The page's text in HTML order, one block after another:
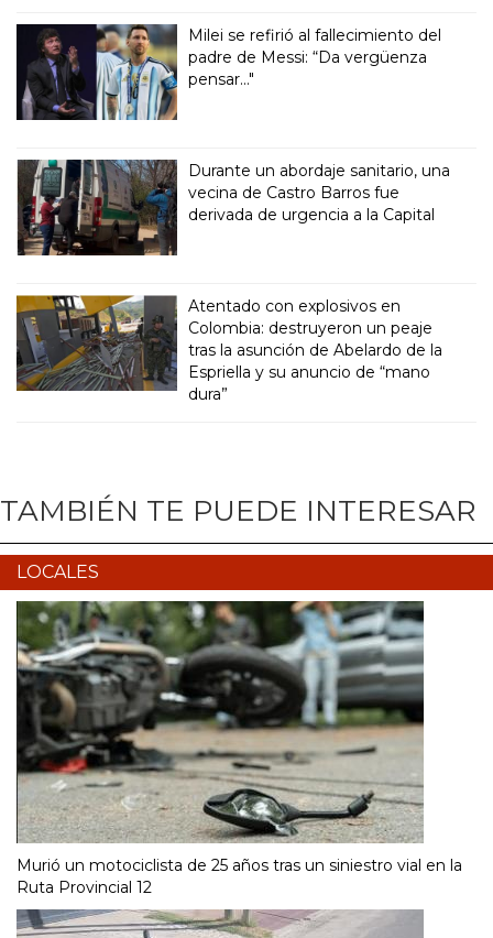
Milei se refirió al fallecimiento del
padre de Messi: “Da vergüenza
pensar..."
Durante un abordaje sanitario, una
vecina de Castro Barros fue
derivada de urgencia a la Capital
Atentado con explosivos en
Colombia: destruyeron un peaje
tras la asunción de Abelardo de la
Espriella y su anuncio de “mano
dura”
TAMBIÉN TE PUEDE INTERESAR
LOCALES
Murió un motociclista de 25 años tras un siniestro vial en la
Ruta Provincial 12